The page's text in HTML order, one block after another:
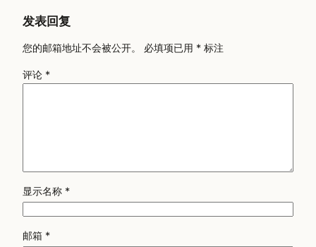
发表回复
您的邮箱地址不会被公开。 必填项已用 * 标注
评论 *
显示名称 *
邮箱 *